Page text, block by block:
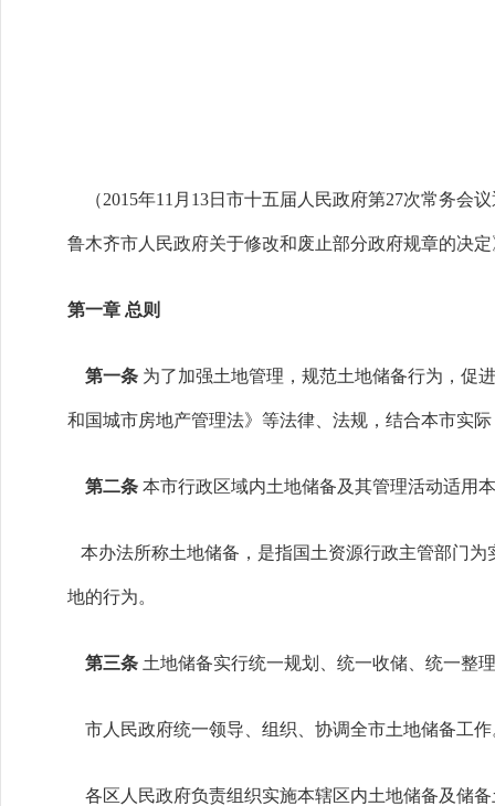
（2015年11月13日市十五届人民政府第27次常务会
鲁木齐市人民政府关于修改和废止部分政府规章的决
第一章 总则
第一条 为了加强土地管理，规范土地储备行为，促
和国城市房地产管理法》等法律、法规，结合本市实
第二条 本市行政区域内土地储备及其管理活动适用
本办法所称土地储备，是指国土资源行政主管部门
地的行为。
第三条 土地储备实行统一规划、统一收储、统一整
市人民政府统一领导、组织、协调全市土地储备工作
各区人民政府负责组织实施本辖区内土地储备及储